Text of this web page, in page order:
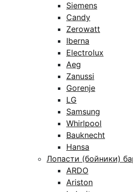
Siemens
Candy
Zerowatt
Iberna
Electrolux
Aeg
Zanussi
Gorenje
LG
Samsung
Whirlpool
Bauknecht
Hansa
Лопасти (бойники)
ARDO
Ariston